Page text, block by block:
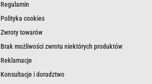
Regulamin
Polityka cookies
Zwroty towarów
Brak możliwości zwrotu niektórych produktów
Reklamacje
Konsultacje i doradztwo